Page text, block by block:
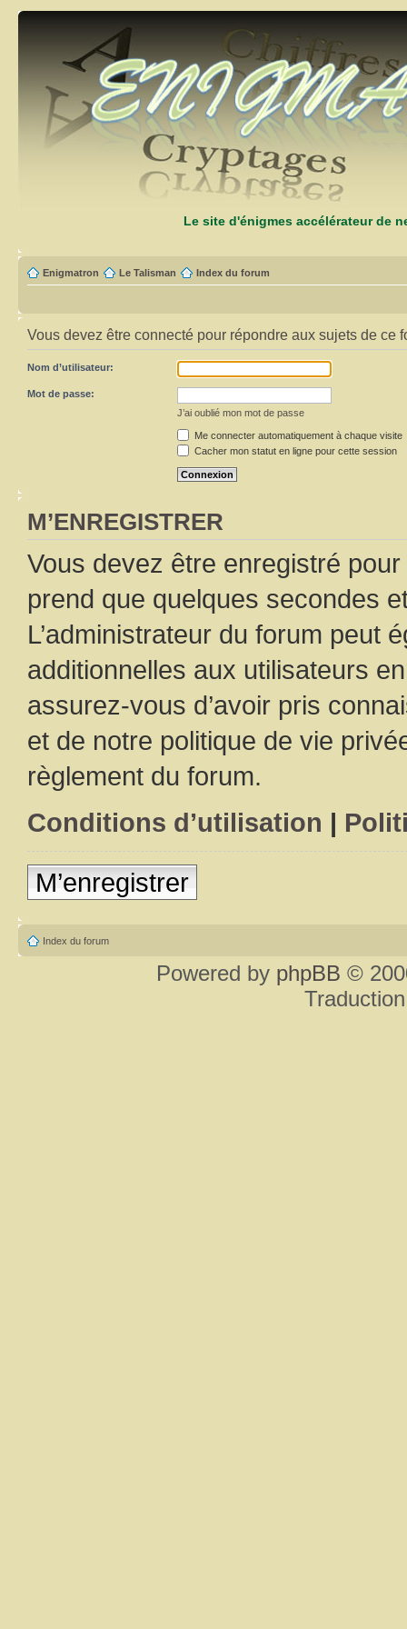
Le site d'énigmes accélérateur de
Enigmatron Le Talisman Index du forum
Vous devez être connecté pour répondre aux sujets de ce
Nom d’utilisateur:
Mot de passe:
J’ai oublié mon mot de passe
Me connecter automatiquement à chaque visite
Cacher mon statut en ligne pour cette session
M’ENREGISTRER
Vous devez être enregistré
prend que quelques secondes
L’administrateur du forum peut
additionnelles aux utilisateurs
assurez-vous d’avoir pris
et de notre politique de vie
règlement du forum.
Conditions d’utilisation |
M’enregistrer
Index du forum
Powered by phpBB ©